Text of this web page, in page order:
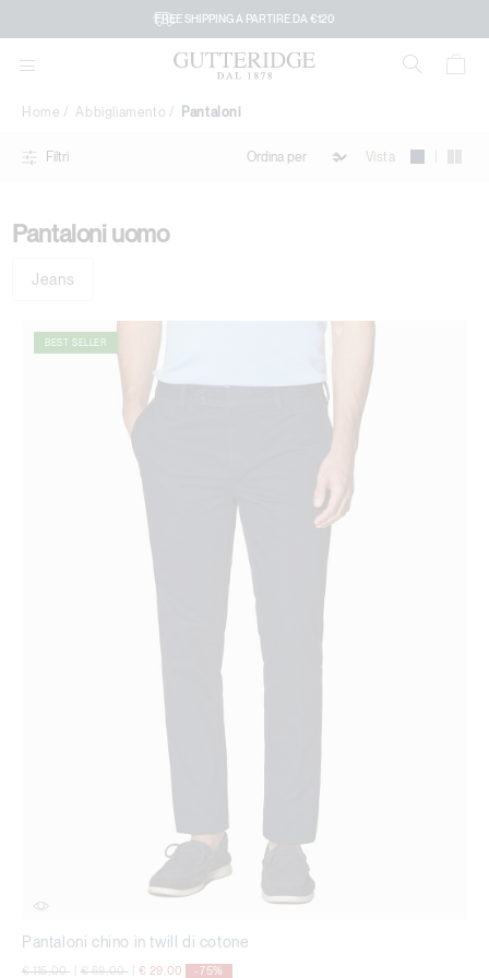
FREE SHIPPING A PARTIRE DA €120
Home Abbigliamento Pantaloni
Filtri Vista
Pantaloni uomo
Jeans
BEST SELLER
Pantaloni chino in twill di cotone
Price reduced from
€ 115,00to Price reduced from
€ 69,00to € 29,00 -75%